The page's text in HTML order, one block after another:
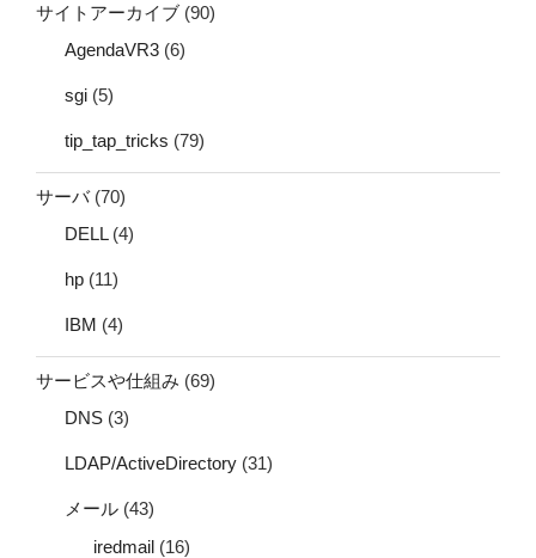
サイトアーカイブ (90)
AgendaVR3 (6)
sgi (5)
tip_tap_tricks (79)
サーバ(70)
DELL(4)
hp (11)
IBM (4)
サービスや仕組み (69)
DNS (3)
LDAP/ActiveDirectory (31)
メール (43)
iredmail (16)